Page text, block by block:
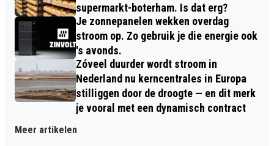
supermarkt-boterham. Is dat erg?
Je zonnepanelen wekken overdag
stroom op. Zo gebruik je die energie ook
's avonds.
Zóveel duurder wordt stroom in
Nederland nu kerncentrales in Europa
stilliggen door de droogte — en dit merk
je vooral met een dynamisch contract
Meer artikelen